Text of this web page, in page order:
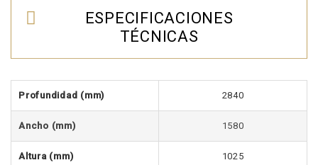
ESPECIFICACIONES
TÉCNICAS
Profundidad (mm) 2840
Ancho (mm) 1580
Altura (mm) 1025